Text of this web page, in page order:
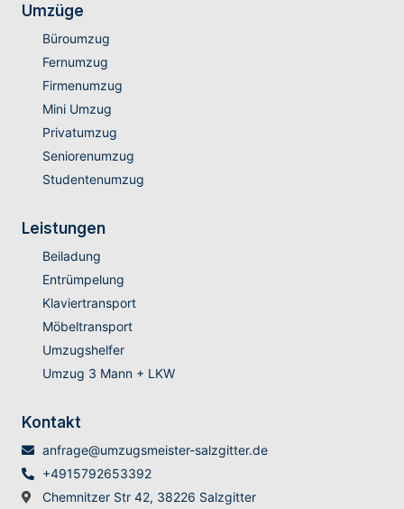
Umzüge
Büroumzug
Fernumzug
Firmenumzug
Mini Umzug
Privatumzug
Seniorenumzug
Studentenumzug
Leistungen
Beiladung
Entrümpelung
Klaviertransport
Möbeltransport
Umzugshelfer
Umzug 3 Mann + LKW
Kontakt
anfrage@umzugsmeister-salzgitter.de
+4915792653392
Chemnitzer Str 42, 38226 Salzgitter